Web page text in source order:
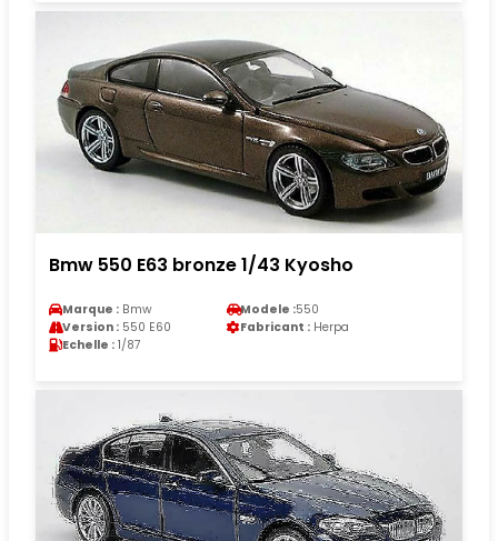
Bmw 550 E63 bronze 1/43 Kyosho
Marque : Bmw Modele :550
Version : 550 E60 Fabricant : Herpa
Echelle : 1/87